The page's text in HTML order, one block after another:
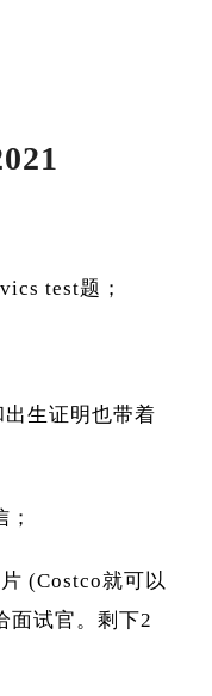
test题；
生证明也带着
(Costco就可以
面试官。剩下2